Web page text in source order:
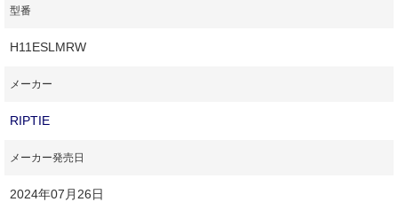
型番
H11ESLMRW
メーカー
RIPTIE
メーカー発売日
2024年07月26日